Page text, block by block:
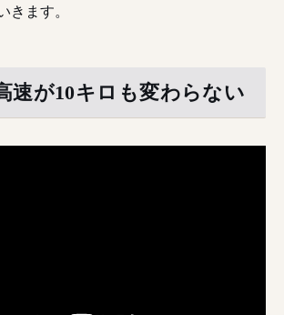
きます。
速が10キロも変わらない